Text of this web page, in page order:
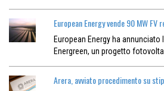
European Energy vende 90 MW
European Energy ha
Energreen, un progetto
Arera, avviato procedimento su